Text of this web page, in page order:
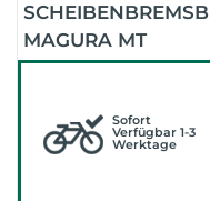
MAGURA MT
S/2/4/6/8 (CBP-160
Sofort
Verfügbar 1-3
Werktage